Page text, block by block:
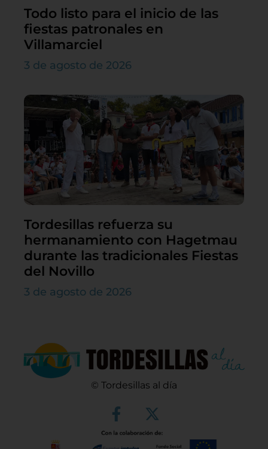
Todo listo para el inicio de las
fiestas patronales en
Villamarciel
3 de agosto de 2026
Tordesillas refuerza su
hermanamiento con Hagetmau
durante las tradicionales Fiestas
del Novillo
3 de agosto de 2026
© Tordesillas al día